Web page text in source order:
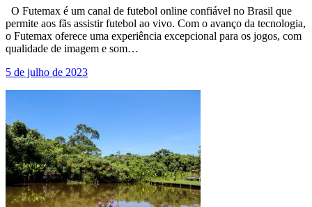
O Futemax é um canal de futebol online confiável no Brasil que
permite aos fãs assistir futebol ao vivo. Com o avanço da tecnologia,
o Futemax oferece uma experiência excepcional para os jogos, com
qualidade de imagem e som…
5 de julho de 2023